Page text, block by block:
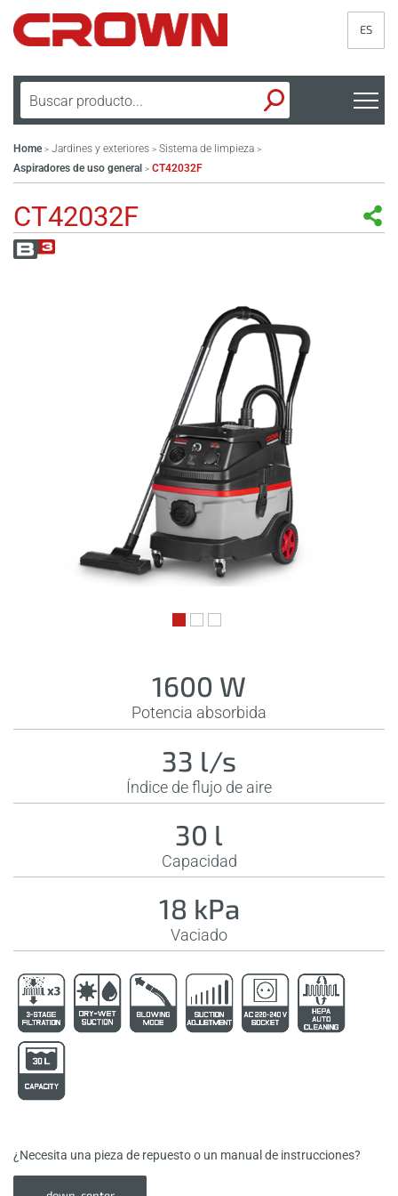
ES
Home > Jardines y exteriores > Sistema de limpieza >
Aspiradores de uso general > CT42032F
CT42032F
1600 W
Potencia absorbida
33 l/s
Índice de flujo de aire
30 l
Capacidad
18 kPa
Vaciado
¿Necesita una pieza de repuesto o un manual de instrucciones?